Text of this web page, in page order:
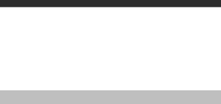
繁體中文